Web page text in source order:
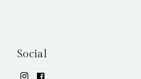
Social